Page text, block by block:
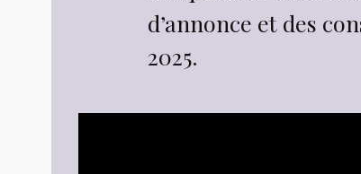
d’annonce et des
2025.